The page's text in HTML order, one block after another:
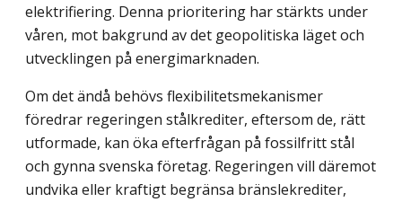
elektrifiering. Denna prioritering har stärkts under
våren, mot bakgrund av det geopolitiska läget och
utvecklingen på energimarknaden.
Om det ändå behövs flexibilitetsmekanismer
föredrar regeringen stålkrediter, eftersom de, rätt
utformade, kan öka efterfrågan på fossilfritt stål
och gynna svenska företag. Regeringen vill däremot
undvika eller kraftigt begränsa bränslekrediter,